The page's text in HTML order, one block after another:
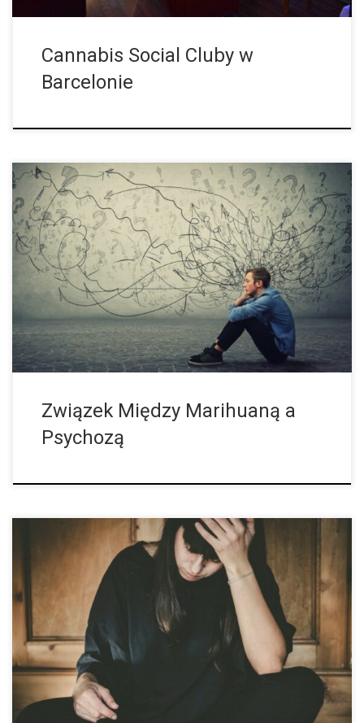
Cannabis Social Cluby w
Barcelonie
Silne Używanie Marihuany Zwiększa Ryzyko Wystąpienia
Psychozy Zwiększona aktywność zapalna wpływa na związek
między marihuaną a psychozą. Ale nie wszyscy codzienni
użytkownicy stają się psychotyczni. Najnowsze badania
dowodzą, że układ […]
Związek Między Marihuaną a
Psychozą
W ostatnich latach w USA znacznie wzrosło użycie konopi
indyjskich. Duże badanie wykazało, że równolegle z tym
rozwojem wzrosła również samobójczość wśród młodych
dorosłych w populacji amerykańskiej. Coraz więcej dorosłych […]